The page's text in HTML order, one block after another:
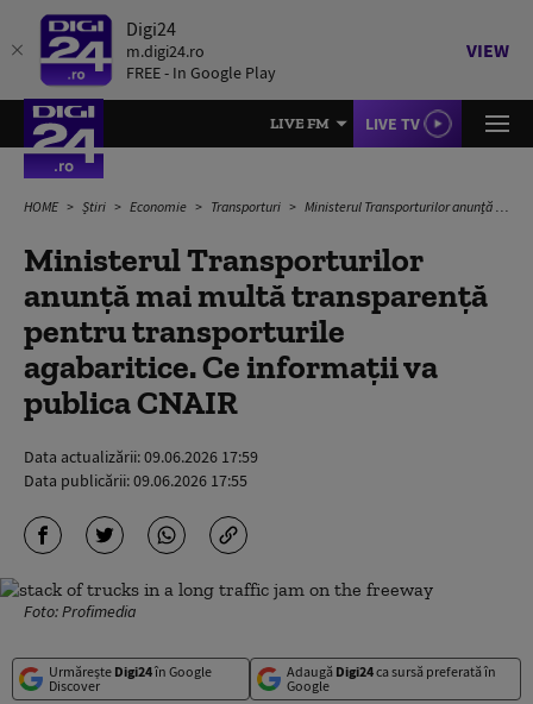
Digi24
m.digi24.ro
FREE - In Google Play
VIEW
LIVE FM LIVE TV
HOME Știri Economie Transporturi Ministerul Transporturilor anunță mai multă transparență pentru transporturile agabaritice. Ce informații va publica CNAIR
Ministerul Transporturilor
anunță mai multă transparență
pentru transporturile
agabaritice. Ce informații va
publica CNAIR
Data actualizării:09.06.2026 17:59
Data publicării:09.06.2026 17:55
Foto: Profimedia
Urmărește Digi24în Google
Discover
Adaugă Digi24ca sursă preferată în
Google